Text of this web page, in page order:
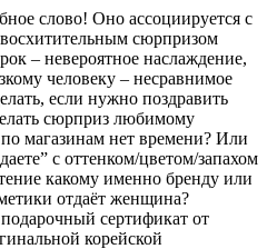
слово! Оно ассоциируется с
сюрпризом
– невероятное наслаждение,
человеку – несравнимое
если нужно поздравить
сюрприз любимому
магазинам нет времени? Или
с оттенком/цветом/запахом
какому именно бренду или
отдаёт женщина?
сертификат от
корейской